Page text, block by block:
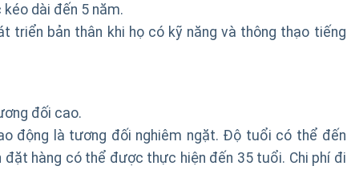
dài đến 5 năm.
triển bản thân khi họ có kỹ năng và thông thạo tiếng
đối cao.
động là tương đối nghiêm ngặt. Độ tuổi có thể đến
hàng có thể được thực hiện đến 35 tuổi. Chi phí đi